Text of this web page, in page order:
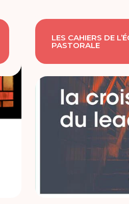
LES CAHIERS DE
PASTORALE